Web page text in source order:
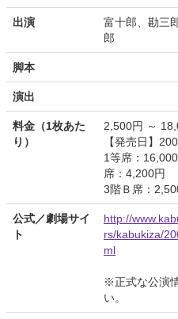
出演
富十郎、勘三
郎
脚本
演出
料金（1枚あた
り）
2,500円 ～
【発売日】
1等席：
席：4,200円
3階Ｂ席：
公式／劇場サイ
ト
http://
rs/kabukiza/
ml
※正式な公演
い。